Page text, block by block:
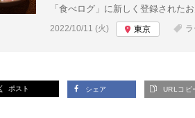
「食べログ」に新しく登録された
投稿日:
2022/10/11 (火) 東京
ポスト シェア URLコピ